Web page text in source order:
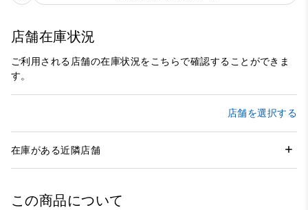
店舗在庫状況
ご利用される店舗の在庫状況をこちらで確認することができま
す。
店舗を選択する
在庫がある近隣店舗
この商品について